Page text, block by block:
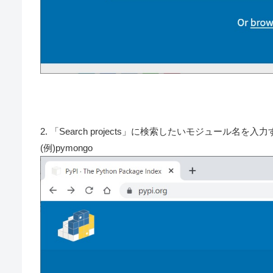
2. 「Search projects」に検索したいモジュール名を入力
(例)pymongo